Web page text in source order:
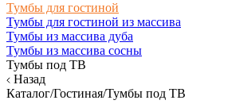
Тумбы для гостиной
Тумбы для гостиной из массива
Тумбы из массива дуба
Тумбы из массива сосны
Тумбы под ТВ
Назад
Каталог/Гостиная/Тумбы под ТВ